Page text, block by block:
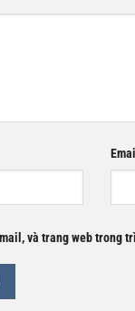
Email
và trang web trong